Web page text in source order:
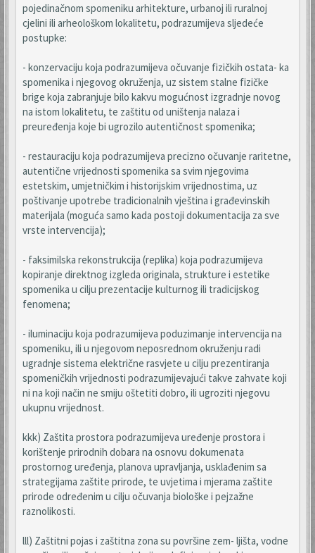
pojedinačnom spomeniku arhitekture, urbanoj ili ruralnoj
cjelini ili arheološkom lokalitetu, podrazumijeva sljedeće
postupke:
- konzervaciju koja podrazumijeva očuvanje fizičkih ostata- ka
spomenika i njegovog okruženja, uz sistem stalne fizičke
brige koja zabranjuje bilo kakvu mogućnost izgradnje novog
na istom lokalitetu, te zaštitu od uništenja nalaza i
preuređenja koje bi ugrozilo autentičnost spomenika;
- restauraciju koja podrazumijeva precizno očuvanje raritetne,
autentične vrijednosti spomenika sa svim njegovima
estetskim, umjetničkim i historijskim vrijednostima, uz
poštivanje upotrebe tradicionalnih vještina i građevinskih
materijala (moguća samo kada postoji dokumentacija za sve
vrste intervencija);
- faksimilska rekonstrukcija (replika) koja podrazumijeva
kopiranje direktnog izgleda originala, strukture i estetike
spomenika u cilju prezentacije kulturnog ili tradicijskog
fenomena;
- iluminaciju koja podrazumijeva poduzimanje intervencija na
spomeniku, ili u njegovom neposrednom okruženju radi
ugradnje sistema električne rasvjete u cilju prezentiranja
spomeničkih vrijednosti podrazumijevajući takve zahvate koji
ni na koji način ne smiju oštetiti dobro, ili ugroziti njegovu
ukupnu vrijednost.
kkk) Zaštita prostora podrazumijeva uređenje prostora i
korištenje prirodnih dobara na osnovu dokumenata
prostornog uređenja, planova upravljanja, usklađenim sa
strategijama zaštite prirode, te uvjetima i mjerama zaštite
prirode određenim u cilju očuvanja biološke i pejzažne
raznolikosti.
lll) Zaštitni pojas i zaštitna zona su površine zem- ljišta, vodne